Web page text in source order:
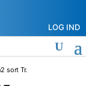
LOG IND
sort Tr.